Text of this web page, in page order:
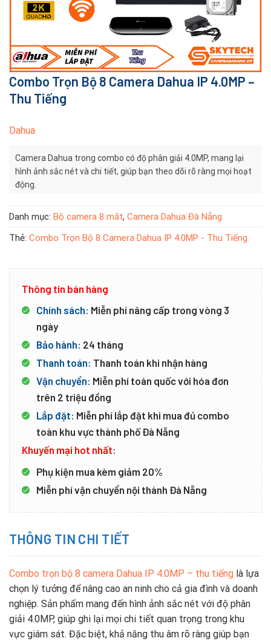
Combo Trọn Bộ 8 Camera Dahua IP 4.0MP –
Thu Tiếng
Dahua
Camera Dahua trong combo có độ phân giải 4.0MP, mang lại
hình ảnh sắc nét và chi tiết, giúp bạn theo dõi rõ ràng mọi hoạt
động.
Danh mục: Bộ camera 8 mắt, Camera Dahua Đà Nẵng
Thẻ: Combo Trọn Bộ 8 Camera Dahua IP 4.0MP - Thu Tiếng
Thông tin bán hàng
Chính sách: Miễn phí nâng cấp trong vòng 3
ngày
Bảo hành: 24 tháng
Thanh toán: Thanh toán khi nhận hàng
Vận chuyển: Miễn phí toàn quốc với hóa đơn
trên 2 triệu đồng
Lắp đặt: Miễn phí lắp đặt khi mua đủ combo
toàn khu vực thành phố Đà Nẵng
Khuyến mại hot nhất:
Phụ kiện mua kèm giảm 20%
Miễn phí vận chuyển nội thành Đà Nẵng
THÔNG TIN CHI TIẾT
Combo trọn bộ 8 camera Dahua IP 4.0MP – thu tiếng là lựa
chọn lý tưởng để nâng cao an ninh cho cả gia đình và doanh
nghiệp. Sản phẩm mang đến hình ảnh sắc nét với độ phân
giải 4.0MP, giúp ghi lại mọi chi tiết quan trọng trong khu
vực giám sát. Đặc biệt, khả năng thu âm rõ ràng giúp bạn